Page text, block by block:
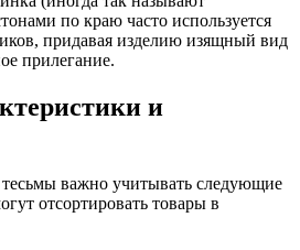
по краю часто используется
придавая изделию изящный вид
прилегание.
и
важно учитывать следующие
отсортировать товары в